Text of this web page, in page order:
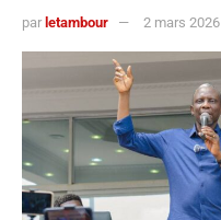
par letambour 2 mars 2026